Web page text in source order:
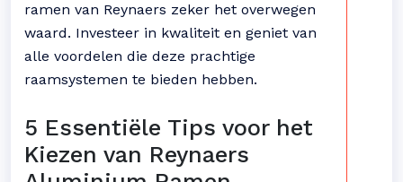
ramen van Reynaers zeker het overwegen
waard. Investeer in kwaliteit en geniet van
alle voordelen die deze prachtige
raamsystemen te bieden hebben.
5 Essentiële Tips voor het
Kiezen van Reynaers